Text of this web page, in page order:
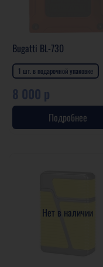
Bugatti BL-730
1 шт. в подарочной упаковке
8 000 р
Подробнее
Нет в наличии